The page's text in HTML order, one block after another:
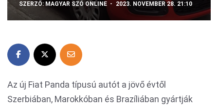
SZERZŐ:MAGYAR SZÓ ONLINE 2023. NOVEMBER 28. 21:10
Az új Fiat Panda típusú autót a jövő évtől
Szerbiában, Marokkóban és Brazíliában gyártják